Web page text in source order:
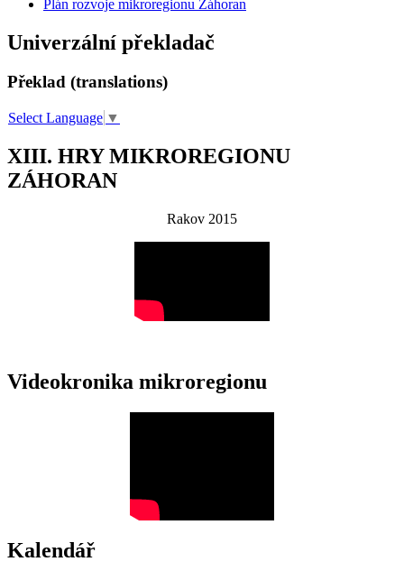
Plán rozvoje mikroregionu Záhoran
Univerzální překladač
Překlad (translations)
Select Language ▼
XIII. HRY MIKROREGIONU
ZÁHORAN
Rakov 2015
Videokronika mikroregionu
Kalendář